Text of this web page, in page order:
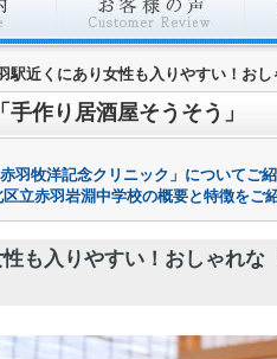
駅近くにあり女性も入りやすい！おし
作り居酒屋そうそう」
羽牧洋記念クリニック」についてご紹
立赤羽岩淵中学校の概要と特徴をご
も入りやすい！おしゃれな